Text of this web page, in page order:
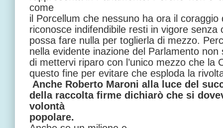
come
il Porcellum che nessuno ha ora il coraggio
riconosce indifendibile resti in vigore
possa fare nulla per toglierla di mezzo.
nella evidente inazione del Parlamento
di mettervi riparo con l’unico mezzo che la
questo fine per evitare che esploda la
Anche Roberto Maroni alla luce del
della raccolta firme dichiarò che si
volontà
popolare.